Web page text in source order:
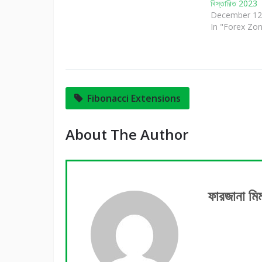
বিস্তারিত 2023
December
In "Forex
Fibonacci Extensions
About The Author
ফারজানা